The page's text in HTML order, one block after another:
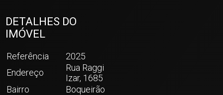
DETALHES DO
IMÓVEL
Referência
2025
Endereço
Rua Raggi
Izar, 1685
Bairro
Boqueirão